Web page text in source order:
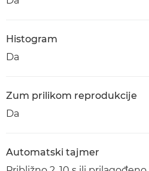
Histogram
Da
Zum prilikom reprodukcije
Da
Automatski tajmer